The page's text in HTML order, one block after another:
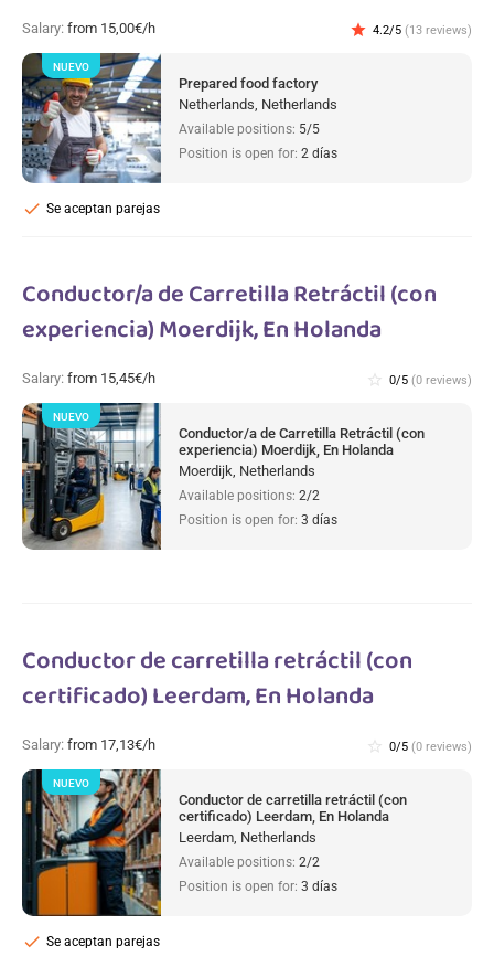
Salary: from 15,00€/h star 4.2/5 (13 reviews)
Prepared food factory
Netherlands, Netherlands
Available positions: 5/5
Position is open for: 2 días
Se aceptan parejas
check
NUEVO
Conductor/a de Carretilla Retráctil (con
experiencia) Moerdijk, En Holanda
Salary: from 15,45€/h star_border 0/5 (0 reviews)
Conductor/a de Carretilla Retráctil (con
experiencia) Moerdijk, En Holanda
Moerdijk, Netherlands
Available positions: 2/2
Position is open for: 3 días
NUEVO
Conductor de carretilla retráctil (con
certificado) Leerdam, En Holanda
Salary: from 17,13€/h star_border 0/5 (0 reviews)
Conductor de carretilla retráctil (con
certificado) Leerdam, En Holanda
Leerdam, Netherlands
Available positions: 2/2
Position is open for: 3 días
Se aceptan parejas
check
NUEVO